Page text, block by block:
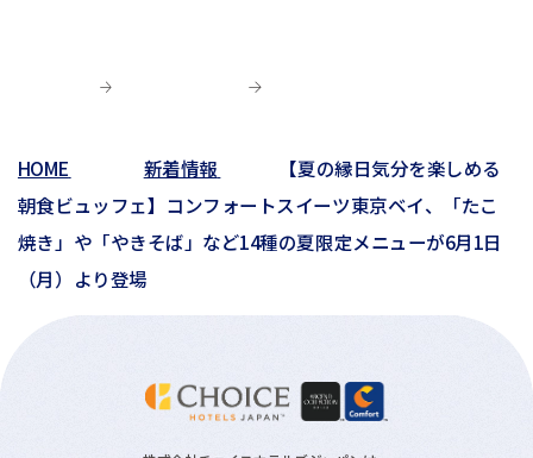
01月(4)
01月(2)
03月(6)
01月(3)
02月(1)
HOME 新着情報
【夏の縁日気分を楽しめる
朝食ビュッフェ】コンフォートスイーツ東京ベイ、「たこ
焼き」や「やきそば」など14種の夏限定メニューが6月1日
（月）より登場